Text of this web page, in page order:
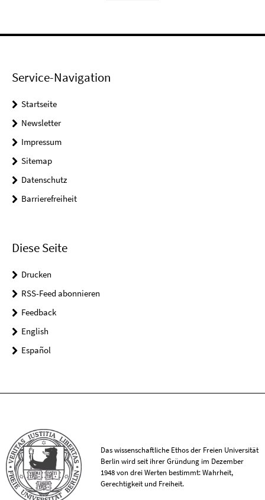
Service-Navigation
Startseite
Newsletter
Impressum
Sitemap
Datenschutz
Barrierefreiheit
Diese Seite
Drucken
RSS-Feed abonnieren
Feedback
English
Español
Das wissenschaftliche Ethos der Freien Universität
Berlin wird seit ihrer Gründung im Dezember
1948 von drei Werten bestimmt: Wahrheit,
Gerechtigkeit und Freiheit.